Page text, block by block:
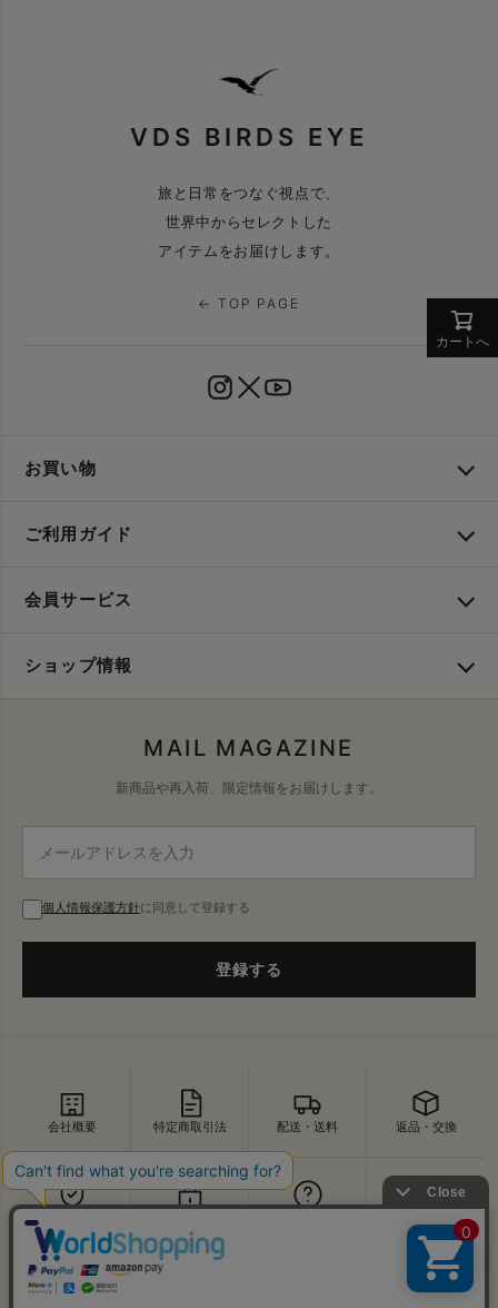
カートへ
VDS BIRDS EYE
旅と日常をつなぐ視点で、
世界中からセレクトした
アイテムをお届けします。
← TOP PAGE
お買い物
ご利用ガイド
会員サービス
ショップ情報
MAIL MAGAZINE
新商品や再入荷、限定情報をお届けします。
個人情報保護方針に同意して登録する
登録する
会社概要 特定商取引法 配送・送料 返品・交換
セキュリティ お問い合わせ
↑